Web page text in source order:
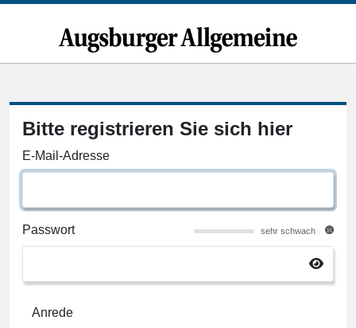
Bitte registrieren Sie sich hier
E-Mail-Adresse
Passwort sehr schwach
Anrede